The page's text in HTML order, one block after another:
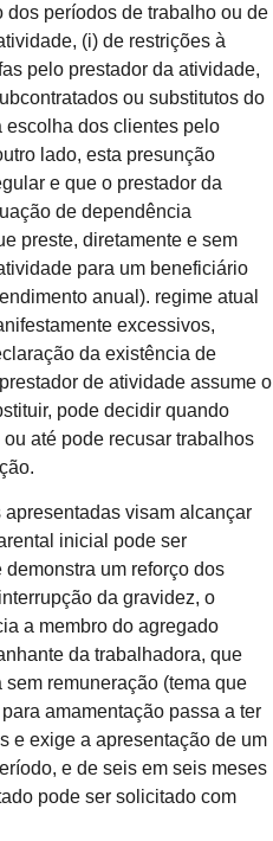
períodos de trabalho ou de
(i) de restrições à
pelo prestador da atividade,
ou substitutos do
escolha dos clientes pelo
lado, esta presunção
e que o prestador da
de dependência
preste, diretamente e sem
para um beneficiário
anual). regime atual
excessivos,
da existência de
de atividade assume o
pode decidir quando
até pode recusar trabalhos
apresentadas visam alcançar
inicial pode ser
um reforço dos
da gravidez, o
a membro do agregado
da trabalhadora, que
remuneração (tema que
amamentação passa a ter
e exige a apresentação de um
e de seis em seis meses
pode ser solicitado com